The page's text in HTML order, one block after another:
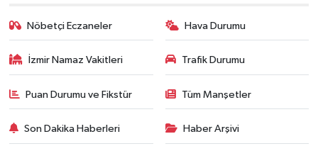
Nöbetçi Eczaneler Hava Durumu
İzmir Namaz Vakitleri Trafik Durumu
Puan Durumu ve Fikstür Tüm Manşetler
Son Dakika Haberleri Haber Arşivi